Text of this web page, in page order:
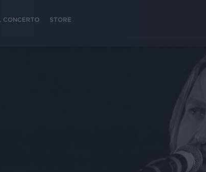
CONCERTO STORE